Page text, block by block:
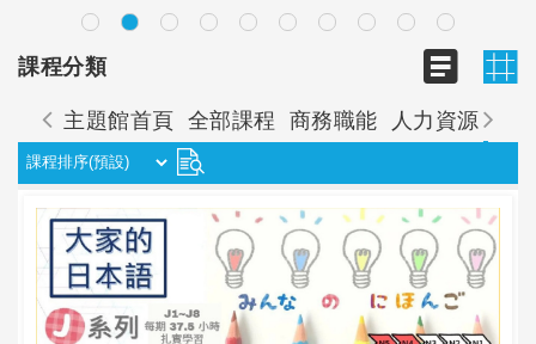
課程分類
主題館首頁 全部課程 商務職能 人力資源 觀